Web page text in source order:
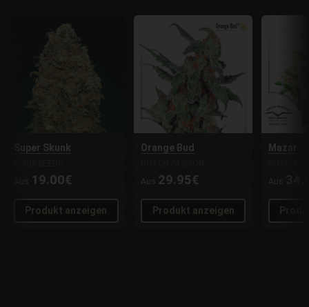
Super Skunk
19.00€
Produkt anzeigen
Orange Bud
Aus 29.95€
Produkt anzeigen
Mazar
Aus